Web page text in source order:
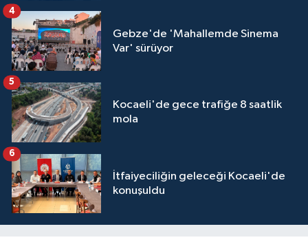
Gebze'de 'Mahallemde Sinema
Var' sürüyor
4
Kocaeli'de gece trafiğe 8 saatlik
mola
5
İtfaiyeciliğin geleceği Kocaeli'de
konuşuldu
6